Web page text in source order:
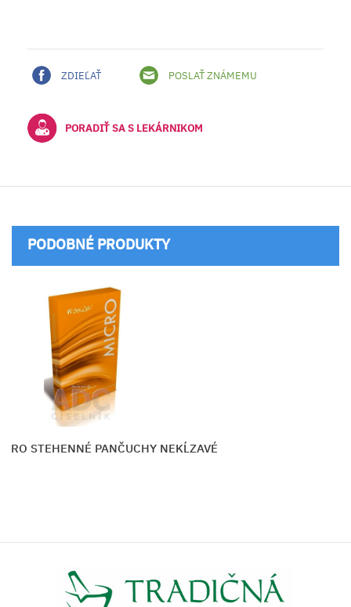
ZDIEĽAŤ POSLAŤ ZNÁMEMU
PORADIŤ SA S LEKÁRNIKOM
PODOBNÉ PRODUKTY
STEHENNÉ PANČUCHY NEKĹZAVÉ